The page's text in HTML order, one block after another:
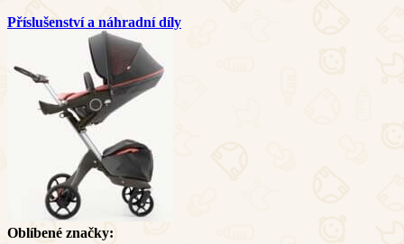
Příslušenství a náhradní díly
Oblíbené značky: